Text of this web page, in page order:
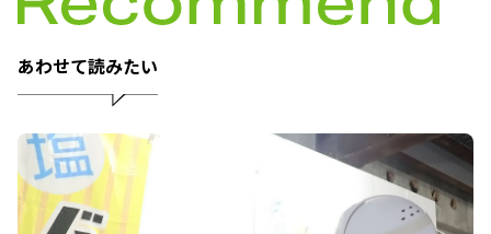
あわせて読みたい